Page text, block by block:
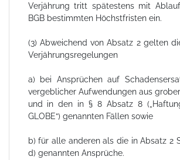
Verjährung tritt spätestens mit
BGB bestimmten Höchstfristen ein.
(3) Abweichend von Absatz 2 gelten
Verjährungsregelungen
a) bei Ansprüchen auf
vergeblicher Aufwendungen aus
und in den in § 8 Absatz 8
GLOBE“) genannten Fällen sowie
b) für alle anderen als die in Absatz 2
d) genannten Ansprüche.